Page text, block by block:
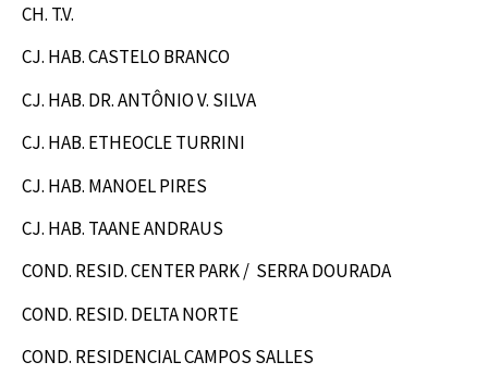
CH. T.V.
CJ. HAB. CASTELO BRANCO
CJ. HAB. DR. ANTÔNIO V. SILVA
CJ. HAB. ETHEOCLE TURRINI
CJ. HAB. MANOEL PIRES
CJ. HAB. TAANE ANDRAUS
COND. RESID.CENTER PARK / SERRA DOURADA
COND. RESID. DELTA NORTE
COND. RESIDENCIAL CAMPOS SALLES